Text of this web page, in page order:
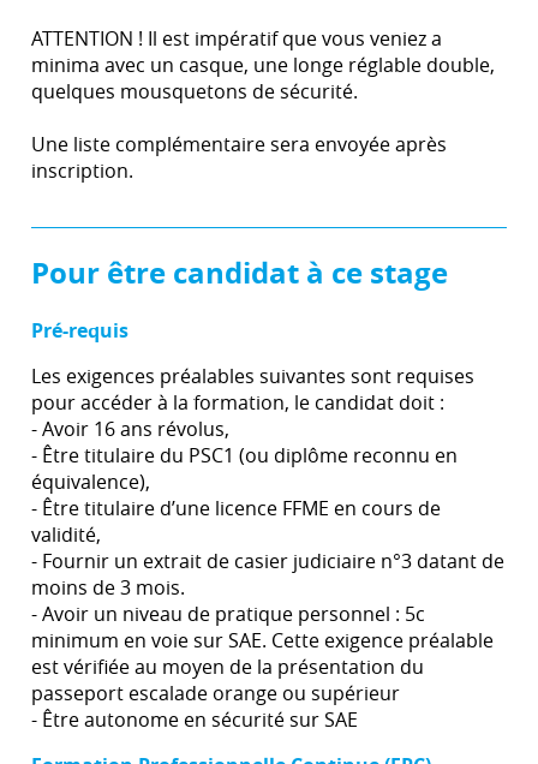
ATTENTION ! Il est impératif que vous veniez a
minima avec un casque, une longe réglable double,
quelques mousquetons de sécurité.
Une liste complémentaire sera envoyée après
inscription.
Pour être candidat à ce stage
Pré-requis
Les exigences préalables suivantes sont requises
pour accéder à la formation, le candidat doit :
- Avoir 16 ans révolus,
- Être titulaire du PSC1 (ou diplôme reconnu en
équivalence),
- Être titulaire d’une licence FFME en cours de
validité,
- Fournir un extrait de casier judiciaire n°3 datant de
moins de 3 mois.
- Avoir un niveau de pratique personnel : 5c
minimum en voie sur SAE. Cette exigence préalable
est vérifiée au moyen de la présentation du
passeport escalade orange ou supérieur
- Être autonome en sécurité sur SAE